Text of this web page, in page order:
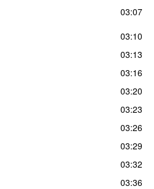
03:07
03:10
03:13
03:16
03:20
03:23
03:26
03:29
03:32
03:36